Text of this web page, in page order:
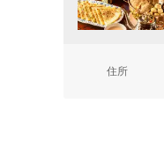
住所